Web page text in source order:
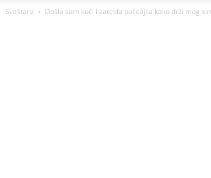
Svaštara Došla sam kući i zatekla policajca kako drži mog